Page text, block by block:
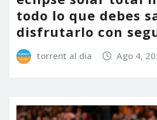
todo lo que debes
disfrutarlo con
torrent al dia Ago 4,